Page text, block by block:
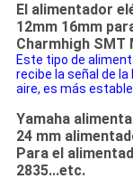
El alimentador
12mm 16mm
Charmhigh SMT
Este tipo de
recibe la señal de
aire, es más
Yamaha
24 mm
Para el
2835...etc.